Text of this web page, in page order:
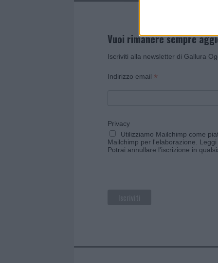
Vuoi rimanere sempre
Iscriviti alla newsletter di Gallura
Indirizzo email *
Privacy
Utilizziamo Mailchimp come
Mailchimp per l'elaborazione.
Potrai annullare l'iscrizione in